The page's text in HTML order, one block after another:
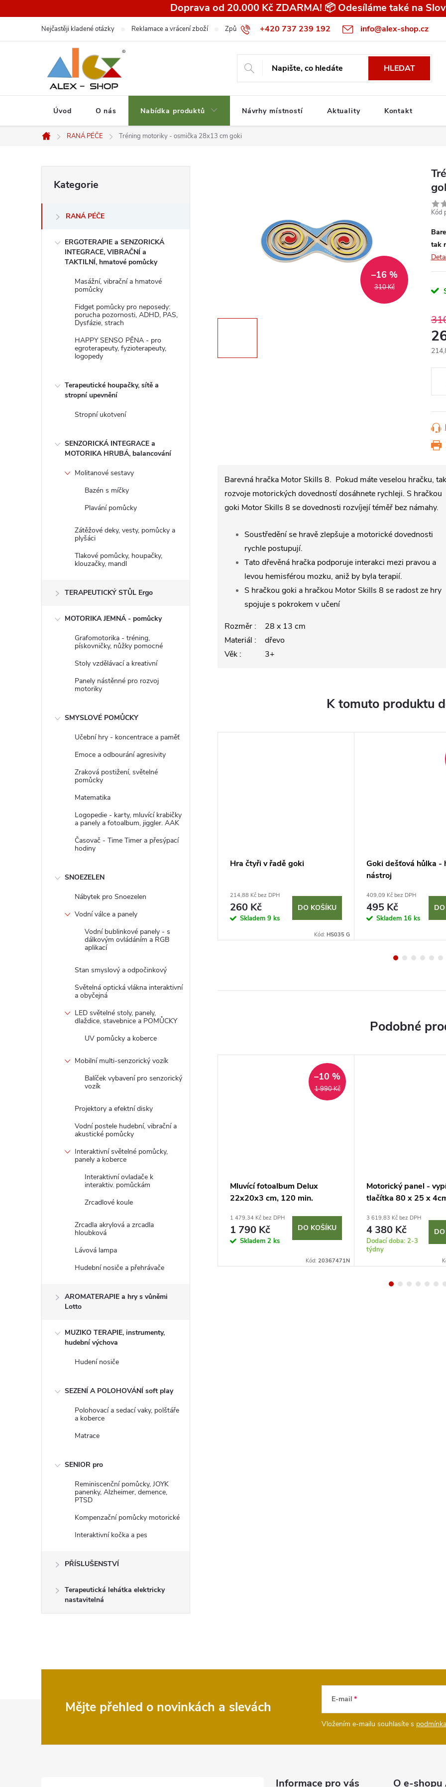
na
Doprava od 20.000 Kč ZDARMA! 📦 Odesíláme také na
+420 737 239 192 info@alex-shop.cz
Nejčastěji kladené otázky Reklamace a vrácení zboží Způsob dopravy Všeobecné obchodní podmínky pro spotřebitele
HLEDAT
Úvod O nás Nabídka produktů Návrhy místností Aktuality Kontakt
Domů
RANÁ PÉČE Tréning motoriky - osmička 28x13 cm goki
o
s
kategorie
Kategorie
RANÁ PÉČE
ERGOTERAPIE a SENZORICKÁ
INTEGRACE, VIBRAČNÍ a
TAKTILNÍ, hmatové pomůcky
Masážní, vibrační a hmatové
pomůcky
Fidget pomůcky pro neposedy:
porucha pozornosti, ADHD, PAS,
Dysfázie, strach
HAPPY SENSO PĚNA - pro
egroterapeuty, fyzioterapeuty,
logopedy
Terapeutické houpačky, sítě a
stropní upevnění
Stropní ukotvení
SENZORICKÁ INTEGRACE a
MOTORIKA HRUBÁ, balancování
Molitanové sestavy
Bazén s míčky
Plavání pomůcky
Zátěžové deky, vesty, pomůcky a
plyšáci
Tlakové pomůcky, houpačky,
klouzačky, mandl
TERAPEUTICKÝ STŮL Ergo
MOTORIKA JEMNÁ - pomůcky
Grafomotorika - tréning,
pískovničky, nůžky pomocné
Stoly vzdělávací a kreativní
Panely nástěnné pro rozvoj
motoriky
SMYSLOVÉ POMŮCKY
Učební hry - koncentrace a paměť
Emoce a odbourání agresivity
Zraková postižení, světelné
pomůcky
Matematika
Logopedie - karty, mluvící krabičky
a panely a fotoalbum, jiggler. AAK
Časovač - Time Timer a přesýpací
hodiny
SNOEZELEN
Nábytek pro Snoezelen
Vodní válce a panely
Vodní bublinkové panely - s
dálkovým ovládáním a RGB
aplikací
Stan smyslový a odpočinkový
Světelná optická vlákna interaktivní
a obyčejná
LED světelné stoly, panely,
dlaždice, stavebnice a POMŮCKY
UV pomůcky a koberce
Mobilní multi-senzorický vozík
Balíček vybavení pro senzorický
vozík
Projektory a efektní disky
Vodní postele hudební, vibrační a
akustické pomůcky
Interaktivní světelné pomůcky,
panely a koberce
Interaktivní ovladače k
interaktiv. pomůckám
Zrcadlové koule
Zrcadla akrylová a zrcadla
hloubková
Lávová lampa
Hudební nosiče a přehrávače
AROMATERAPIE a hry s vůněmi
Lotto
MUZIKO TERAPIE, instrumenty,
hudební výchova
Hudení nosiče
SEZENÍ A POLOHOVÁNÍ soft play
Polohovací a sedací vaky, polštáře
a koberce
Matrace
SENIOR pro
Reminiscenční pomůcky, JOYK
panenky, Alzheimer, demence,
PTSD
Kompenzační pomůcky motorické
Interaktivní kočka a pes
PŘÍSLUŠENSTVÍ
Terapeutická lehátka elektricky
nastavitelná
310 Kč
–16 %
Kód
tak
Barevná hračka Motor Skills 8. Pokud máte veselou hračku, tak
rozvoje motorických dovedností dosáhnete rychleji. S hračkou
goki Motor Skills 8 se dovednosti rozvíjejí téměř bez námahy.
Soustředění se hravě zlepšuje a motorické dovednosti
rychle postupují.
Tato dřevěná hračka podporuje interakci mezi pravou a
levou hemisférou mozku, aniž by byla terapií.
S hračkou goki a hračkou Motor Skills 8 se radost ze hry
spojuje s pokrokem v učení
Rozměr :
28 x 13 cm
Materiál :
dřevo
Věk :
3+
K tomuto produktu
kola Goki
285,12 Kč bez DPH
Skladem6 ks
Kód:
Hra čtyři v řadě goki
214,88 Kč bez DPH
260 Kč
Skladem 9 ks
DO KOŠÍKU
Kód: HS035 G
Goki dešťová hůlka -
nástroj
409,09 Kč bez DPH
495 Kč
Skladem 16 ks
Zapamatuj si zvuk - zvukové
krabičky 12 ks goki
1 390 Kč
1 990 Kč
–10 %
Mluvící fotoalbum Delux
22x20x3 cm, 120 min.
1 479,34 Kč bez DPH
1 790 Kč
Skladem 2 ks
DO KOŠÍKU
Kód: 20367471N
Motorický panel -
tlačítka 80 x 25 x
3 619,83 Kč bez DPH
4 380 Kč
Dodací doba: 2-3
týdny
Mějte přehled o novinkách a slevách E-mail
Vložením e-mailu souhlasíte s
Informace pro vás O e-